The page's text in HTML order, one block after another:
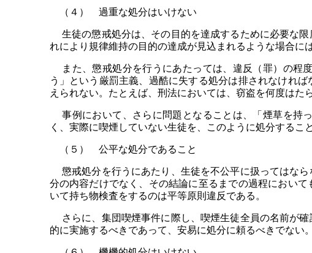
（４） 過重な処分はいけない
生徒の懲戒処分は、その目的を達成するために必要な限
れにより規律維持の目的の達成が見込まれるような場合に
また、懲戒処分を行うにあたっては、違反（罪）の程
う」という厳罰主義、過酷に失する処分は排されなけれ
えられない。たとえば、刑法においては、窃盗を何度はた
事例において、さらに問題となることは、「煙草を持
く、実際に喫煙していない生徒を、このように処分するこ
（５） 公平な処分であること
懲戒処分を行うにあたり、生徒を不公平に扱ってはな
分の内容だけでなく、その結論に至るまでの過程におい
いて持ち物検査をするのは平等原則違反である。
さらに、集団喫煙事件に際し、喫煙生徒全員の名前が
的に実施するべきであって、安易に処分に頼るべきでない